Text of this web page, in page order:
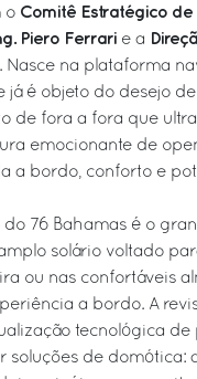
o Comitê Estratégico
Piero Ferrari e a
. Nasce na plataforma
já é objeto do desejo
de fora a fora que
emocionante de
a bordo, conforto e
do 76 Bahamas é o
solário voltado
ou nas confortáveis
a bordo. A
tecnológica de
soluções de domótica: